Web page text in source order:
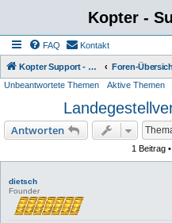
Kopter -
FAQ Kontakt
Kopter Support - von Anwendern für Anwender. Foren-
Unbeantwortete Themen Aktive Themen
Antworten
1 Beitrag
dietsch
Founder